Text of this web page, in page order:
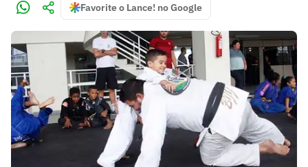
Favorite o Lance! no Google